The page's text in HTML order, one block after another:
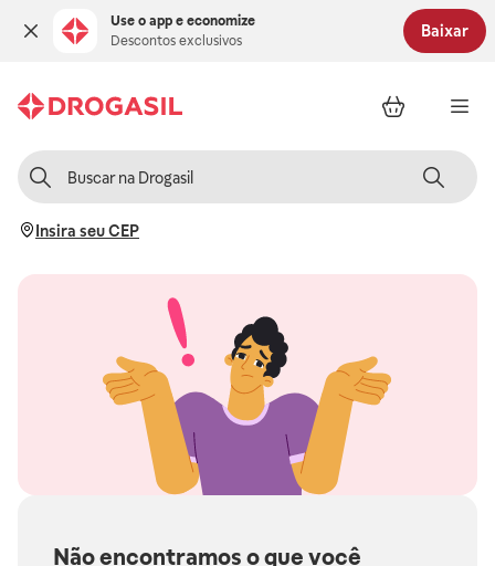
Use o app e economize
Descontos exclusivos
Baixar
Insira seu CEP
Não encontramos o que você